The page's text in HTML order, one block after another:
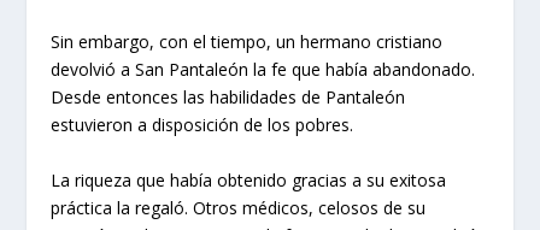
Sin embargo, con el tiempo, un hermano cristiano
devolvió a San Pantaleón la fe que había abandonado.
Desde entonces las habilidades de Pantaleón
estuvieron a disposición de los pobres.
La riqueza que había obtenido gracias a su exitosa
práctica la regaló. Otros médicos, celosos de su